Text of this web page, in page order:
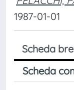
1987-01-01
Scheda
Scheda